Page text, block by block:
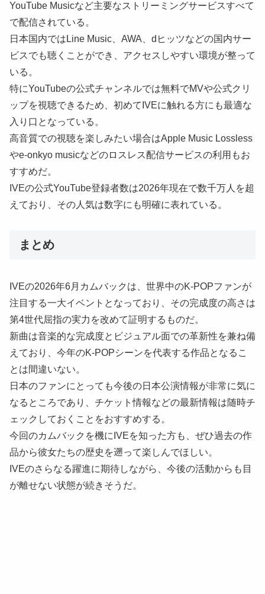
YouTube Musicなど主要なストリーミングサービスすべて
で配信されている。
日本国内ではLine Music、AWA、dヒッツなどの国内サー
ビスでも聴くことができ、アクセスしやすい環境が整って
いる。
特にYouTubeの公式チャンネルでは無料でMVや公式クリ
ップを視聴できるため、初めてIVEに触れる方にも最適な
入り口となっている。
高音質での視聴を楽しみたい場合はApple Music Lossless
やe-onkyo musicなどのロスレス配信サービスの利用もお
すすめだ。
IVEの公式YouTube登録者数は2026年現在で数千万人を超
えており、その人気は数字にも明確に表れている。
まとめ
IVEの2026年6月カムバックは、世界中のK-POPファンが
注目する一大イベントとなっており、その完成度の高さは
第4世代屈指の実力を改めて証明するものだ。
新曲は音楽的な完成度とビジュアル面での革新性を兼ね備
えており、今年のK-POPシーンを代表する作品となるこ
とは間違いない。
日本のファンにとっても今後の日本公演情報が非常に気に
なるところであり、チケット情報などの最新情報は随時チ
ェックしておくことをおすすめする。
今回のカムバックを機にIVEを知った方も、ぜひ過去の作
品から彼女たちの歴史を遡って楽しんでほしい。
IVEのさらなる躍進に期待しながら、今後の活動からも目
が離せない状態が続きそうだ。